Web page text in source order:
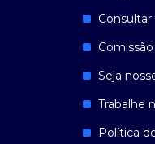
Seja
Trabalhe
Política